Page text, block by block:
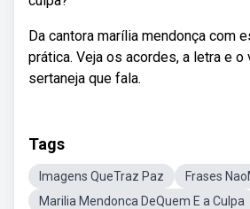
Da cantora marília mendonça com
prática. Veja os acordes, a letra e o
sertaneja que fala.
Tags
Imagens QueTraz Paz
Frases
Marilia Mendonca DeQuem E a Culpa